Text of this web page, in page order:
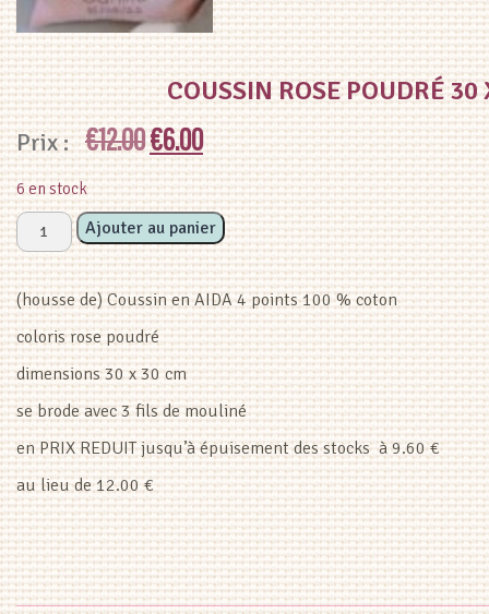
COUSSIN ROSE POUDRÉ
€12.00Le
prix
initial
était :
€12.00.
€6.00Le
prix
actuel
est :
€6.00.
6 en stock
quantité
de
Coussin
rose
poudré
30
x
30
(housse)
Ajouter au panier
(housse de) Coussin en AIDA 4 points 100 % coton
coloris rose poudré
dimensions 30 x 30 cm
se brode avec 3 fils de mouliné
en PRIX REDUIT jusqu’à épuisement des stocks à 9.60 €
au lieu de 12.00 €